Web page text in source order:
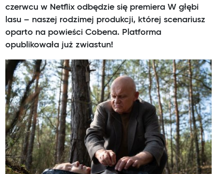
czerwcu w Netflix odbędzie się premiera W głębi
lasu – naszej rodzimej produkcji, której scenariusz
oparto na powieści Cobena. Platforma
opublikowała już zwiastun!